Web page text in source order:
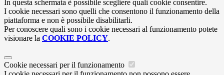
In questa schermata è possibile scegliere quali cookie consentire.
I cookie necessari sono quelli che consentono il funzionamento della
piattaforma e non è possibile disabilitarli.
Per conoscere quali sono i cookie necessari al funzionamento potete
visionare la COOKIE POLICY.
Cookie necessari per il funzionamento